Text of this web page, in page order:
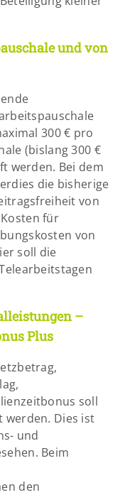
und von
300 € pro
(bislang 300 €
werden. Bei dem
die bisherige
von
für
von
soll die
–
Plus
soll
werden. Dies ist
und
Beim
den